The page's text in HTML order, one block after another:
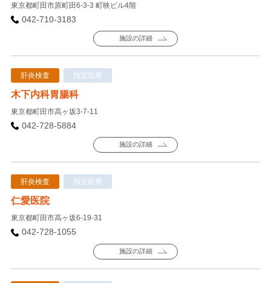
東京都町田市原町田6-3-3 町映ビル4階
042-710-3183
施設の詳細
肝炎検査 指定医療
木下内科胃腸科
東京都町田市高ヶ坂3-7-11
042-728-5884
施設の詳細
肝炎検査 指定医療
仁愛医院
東京都町田市高ヶ坂6-19-31
042-728-1055
施設の詳細